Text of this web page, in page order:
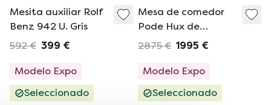
Mesita auxiliar Rolf
Benz 942 U. Gris
592 € 399 €
Modelo Expo
Seleccionado
Mesa de comedor
Pode Hux de
hormigón
2875 € 1995 €
Modelo Expo
Seleccionado